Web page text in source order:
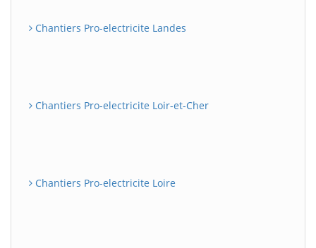
Chantiers Pro-electricite Landes
Chantiers Pro-electricite Loir-et-Cher
Chantiers Pro-electricite Loire